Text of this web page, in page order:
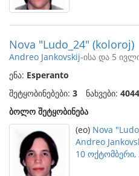
Nova "Ludo_24" (koloroj)
Andreo Jankovskij-ისა და 5
ენა: Esperanto
შეტყობინებები: 3 ნახვები:
ბოლო შეტყობინება
(eo) Nova
Andreo
10 ოქტომბერი,